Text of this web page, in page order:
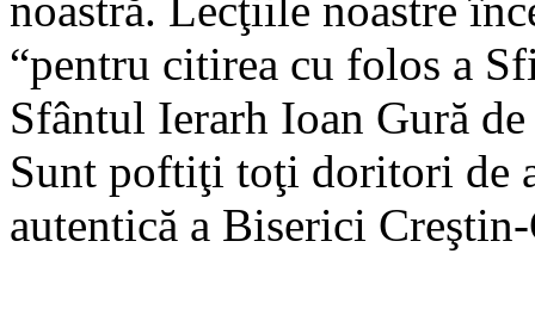
“pentru citirea cu folos a
Sfântul Ierarh Ioan Gură
Sunt poftiţi toţi doritori de
autentică a Biserici